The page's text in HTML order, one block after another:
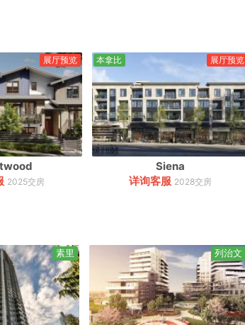
2025交房
展厅预览
Siena
详询客服 2028交房
本拿比 展厅预览
素里 列治文